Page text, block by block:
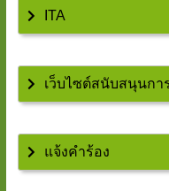
ITA
เว็บไซต์สนับสนุนกา
แจ้งคำร้อง